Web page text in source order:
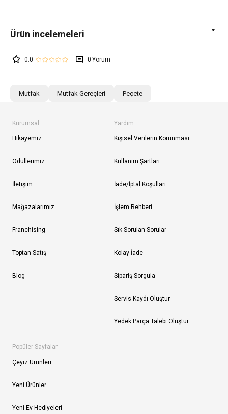
0.0 0
Mutfak Mutfak Gereçleri Peçete
Kurumsal
Hikayemiz
Ödüllerimiz
İletişim
Mağazalarımız
Franchising
Toptan Satış
Blog
Yardım
Kişisel Verilerin Korunması
Kullanım Şartları
İade/İptal Koşulları
İşlem Rehberi
Sık Sorulan Sorular
Kolay İade
Sipariş Sorgula
Servis Kaydı Oluştur
Yedek Parça Talebi Oluştur
Popüler Sayfalar
Çeyiz Ürünleri
Yeni Ürünler
Yeni Ev Hediyeleri